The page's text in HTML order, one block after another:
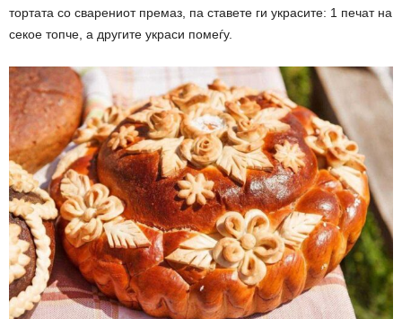
тортата со сварениот премаз, па ставете ги украсите: 1 печат на
секое топче, а другите украси помеѓу.